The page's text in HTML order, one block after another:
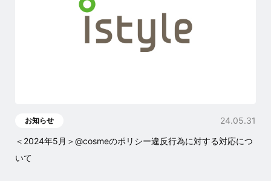
お知らせ
24.05.31
＜2024年5月＞@cosmeのポリシー違反行為に対する対応につ
いて